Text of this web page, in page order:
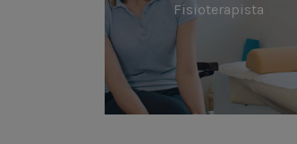
Fisioterapista